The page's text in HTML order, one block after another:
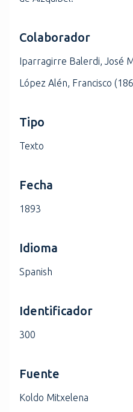
Colaborador
Iparragirre Balerdi, José
López Alén, Francisco
Tipo
Texto
Fecha
1893
Idioma
Spanish
Identificador
300
Fuente
Koldo Mitxelena